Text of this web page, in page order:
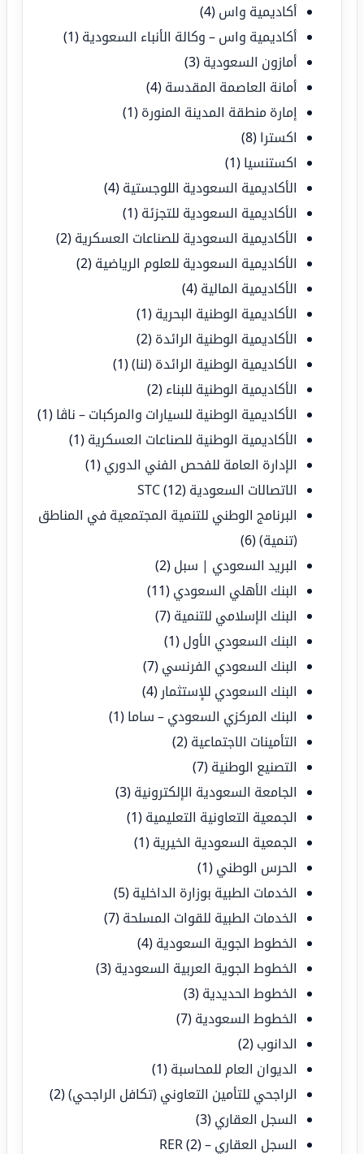
أكاديمية واس (4)
أكاديمية واس – وكالة الأنباء السعودية (1)
أمازون السعودية (3)
أمانة العاصمة المقدسة (4)
إمارة منطقة المدينة المنورة (1)
اكسترا (8)
اكستنسيا (1)
الأكاديمية السعودية اللوجستية (4)
الأكاديمية السعودية للتجزئة (1)
الأكاديمية السعودية للصناعات العسكرية (2)
الأكاديمية السعودية للعلوم الرياضية (2)
الأكاديمية المالية (4)
الأكاديمية الوطنية البحرية (1)
الأكاديمية الوطنية الرائدة (2)
الأكاديمية الوطنية الرائدة (لنا)(1)
الأكاديمية الوطنية للبناء (2)
الأكاديمية الوطنية للسيارات والمركبات – ناڤا (1)
الأكاديمية الوطنية للصناعات العسكرية (1)
الإدارة العامة للفحص الفني الدوري (1)
الاتصالات السعودية STC (12)
البرنامج الوطني للتنمية المجتمعية في المناطق
(تنمية)(6)
البريد السعودي | سبل (2)
البنك الأهلي السعودي (11)
البنك الإسلامي للتنمية (7)
البنك السعودي الأول (1)
البنك السعودي الفرنسي (7)
البنك السعودي للإستثمار (4)
البنك المركزي السعودي – ساما (1)
التأمينات الاجتماعية (2)
التصنيع الوطنية (7)
الجامعة السعودية الإلكترونية (3)
الجمعية التعاونية التعليمية (1)
الجمعية السعودية الخيرية (1)
الحرس الوطني (1)
الخدمات الطبية بوزارة الداخلية (5)
الخدمات الطبية للقوات المسلحة (7)
الخطوط الجوية السعودية (4)
الخطوط الجوية العربية السعودية (3)
الخطوط الحديدية (3)
الخطوط السعودية (7)
الدانوب (2)
الديوان العام للمحاسبة (1)
الراجحي للتأمين التعاوني (تكافل الراجحي)(2)
السجل العقاري (3)
السجل العقاري – RER(2)